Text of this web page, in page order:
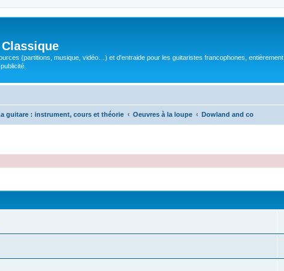
(partitions, musique, vidéo…) et d'entraide pour les guitaristes francophones, entièrement
guitare : instrument, cours et théorie Oeuvres à la loupe Dowland and co